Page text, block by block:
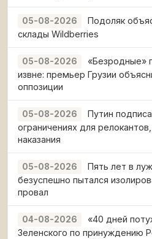
05-08-2026
Подоляк
склады Wildberries
05-08-2026
«Безродные»
извне: премьер Грузии
оппозиции
05-08-2026
Путин
ограничениях для
наказания
05-08-2026
Пять лет в
безуспешно пытался
провал
04-08-2026
«40 дней
Зеленского по принуждению